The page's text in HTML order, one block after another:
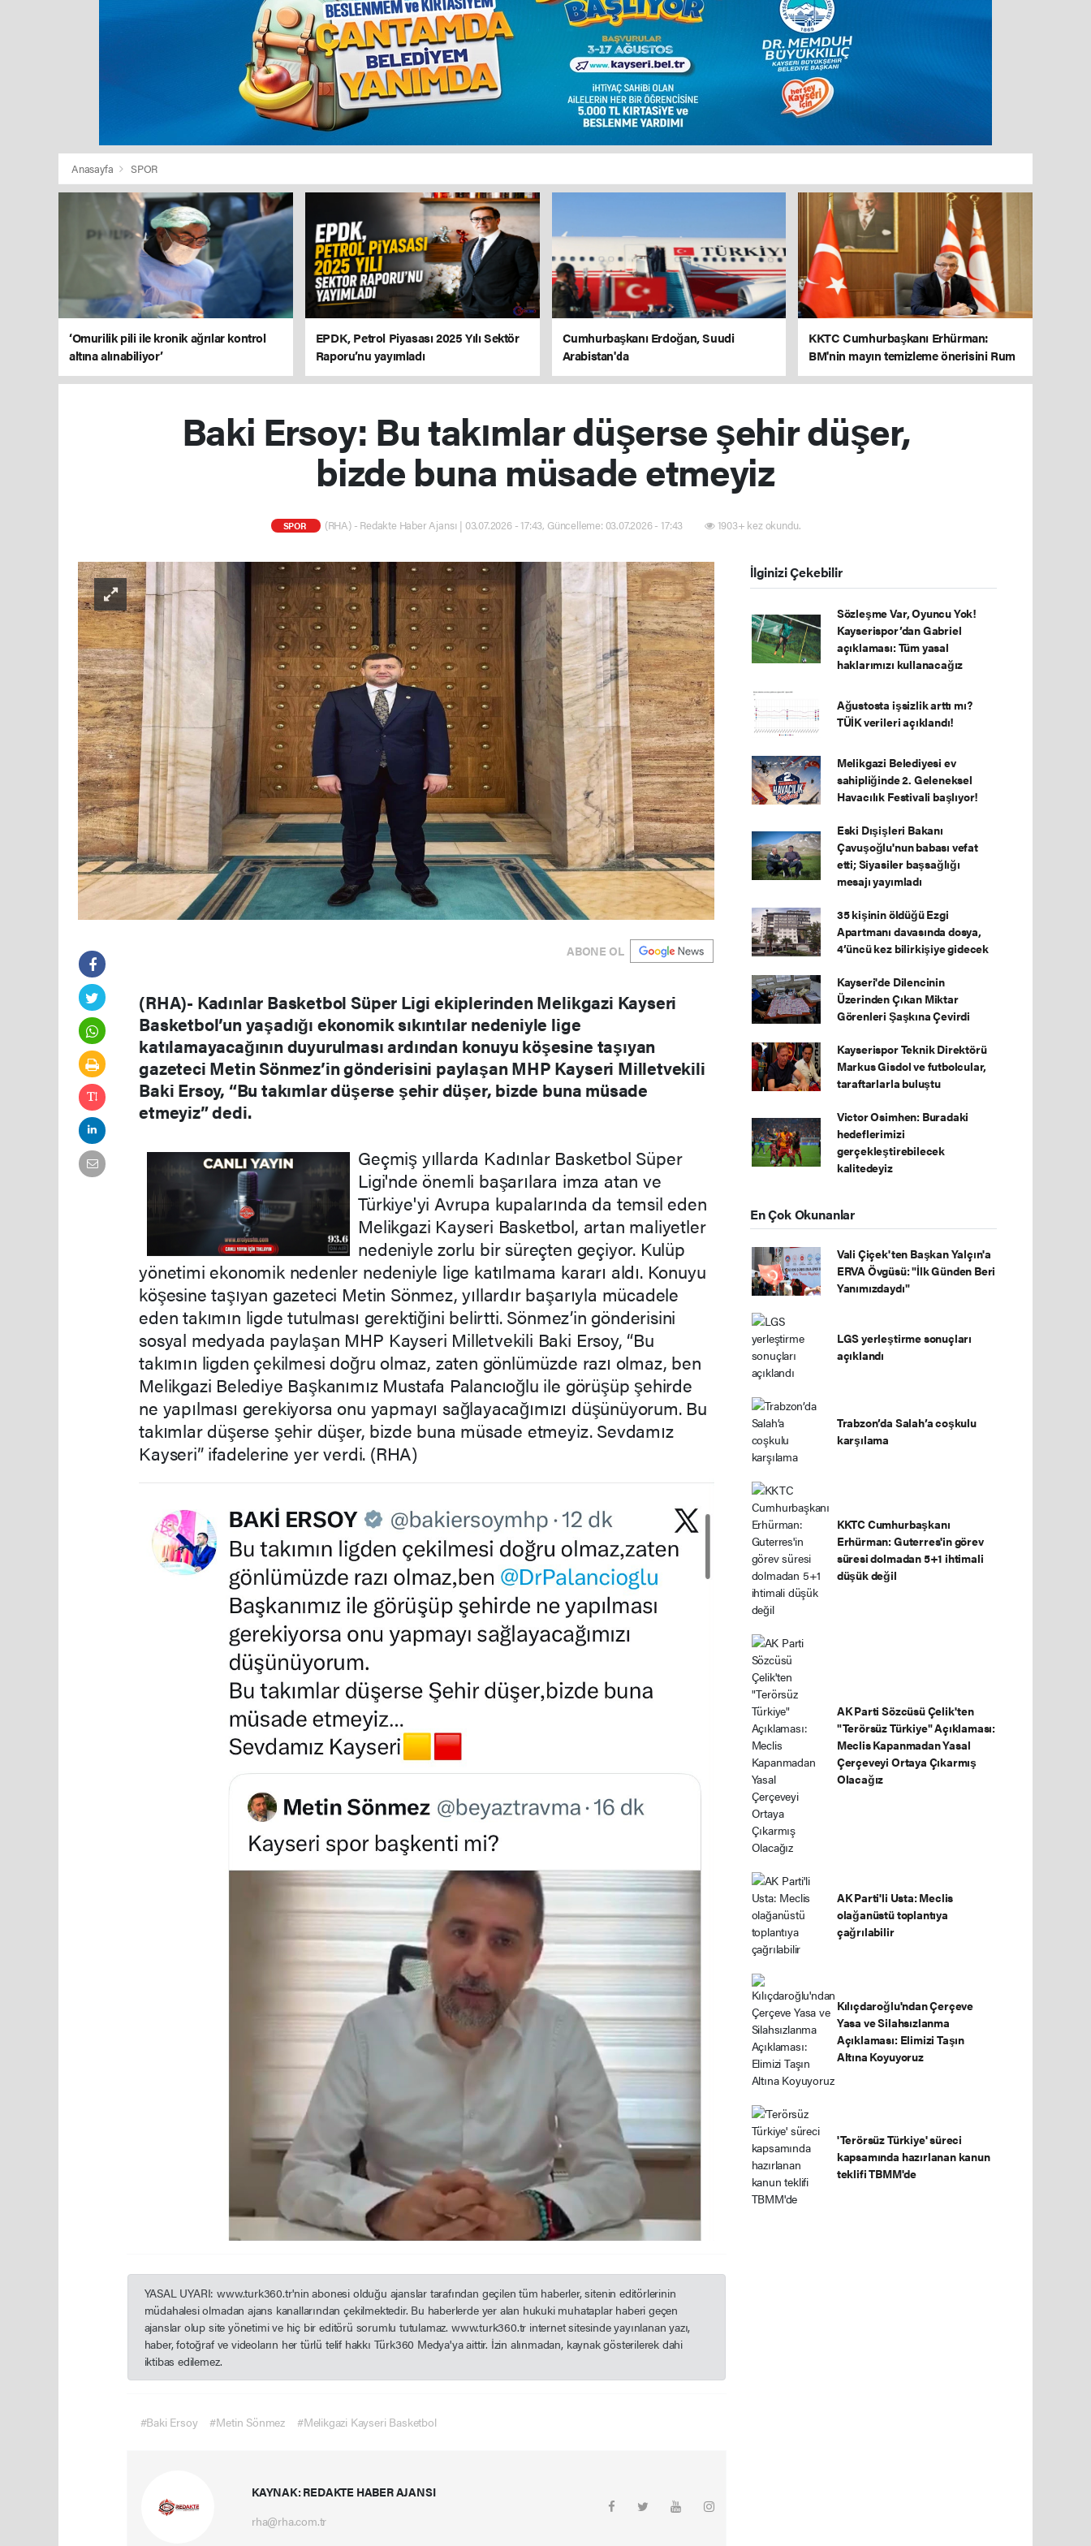
Anasayfa SPOR
‘Omurilik pili ile kronik ağrılar kontrol
altına alınabiliyor’
EPDK, Petrol Piyasası 2025 Yılı Sektör
Raporu’nu yayımladı
Cumhurbaşkanı Erdoğan, Suudi
Arabistan'da
KKTC Cumhurbaşkanı Erhürman:
BM'nin mayın temizleme önerisini Rum
tarafı reddetti!
Baki Ersoy: Bu takımlar düşerse şehir düşer,
bizde buna müsade etmeyiz
SPOR (RHA) - Redakte Haber Ajansı | 03.07.2026 - 17:43, Güncelleme: 03.07.2026 - 17:43 1903+ kez okundu.
ABONE OL
(RHA)- Kadınlar Basketbol Süper Ligi ekiplerinden Melikgazi Kayseri
Basketbol’un yaşadığı ekonomik sıkıntılar nedeniyle lige
katılamayacağının duyurulması ardından konuyu köşesine taşıyan
gazeteci Metin Sönmez’in gönderisini paylaşan MHP Kayseri Milletvekili
Baki Ersoy, “Bu takımlar düşerse şehir düşer, bizde buna müsade
etmeyiz” dedi.
Geçmiş yıllarda Kadınlar Basketbol Süper
Ligi'nde önemli başarılara imza atan ve
Türkiye'yi Avrupa kupalarında da temsil eden
Melikgazi Kayseri Basketbol, artan maliyetler
nedeniyle zorlu bir süreçten geçiyor. Kulüp
yönetimi ekonomik nedenler nedeniyle lige katılmama kararı aldı. Konuyu
köşesine taşıyan gazeteci Metin Sönmez, yıllardır başarıyla mücadele
eden takımın ligde tutulması gerektiğini belirtti. Sönmez’in gönderisini
sosyal medyada paylaşan MHP Kayseri Milletvekili Baki Ersoy, “Bu
takımın ligden çekilmesi doğru olmaz, zaten gönlümüzde razı olmaz, ben
Melikgazi Belediye Başkanımız Mustafa Palancıoğlu ile görüşüp şehirde
ne yapılması gerekiyorsa onu yapmayı sağlayacağımızı düşünüyorum. Bu
takımlar düşerse şehir düşer, bizde buna müsade etmeyiz. Sevdamız
Kayseri” ifadelerine yer verdi. (RHA)
YASAL UYARI: www.turk360.tr'nin abonesi olduğu ajanslar tarafından geçilen tüm haberler, sitenin editörlerinin
müdahalesi olmadan ajans kanallarından çekilmektedir. Bu haberlerde yer alan hukuki muhataplar haberi geçen
ajanslar olup site yönetimi ve hiç bir editörü sorumlu tutulamaz. www.turk360.tr internet sitesinde yayınlanan yazı,
haber, fotoğraf ve videoların her türlü telif hakkı Türk360 Medya'ya aittir. İzin alınmadan, kaynak gösterilerek dahi
iktibas edilemez.
#Baki Ersoy #Metin Sönmez #Melikgazi Kayseri Basketbol
KAYNAK: REDAKTE HABER AJANSI
rha@rha.com.tr
İlginizi Çekebilir
Sözleşme Var, Oyuncu Yok!
Kayserispor’dan Gabriel
açıklaması: Tüm yasal
haklarımızı kullanacağız
Ağustosta işsizlik arttı mı?
TÜİK verileri açıklandı!
Melikgazi Belediyesi ev
sahipliğinde 2. Geleneksel
Havacılık Festivali başlıyor!
Eski Dışişleri Bakanı
Çavuşoğlu'nun babası vefat
etti; Siyasiler başsağlığı
mesajı yayımladı
35 kişinin öldüğü Ezgi
Apartmanı davasında dosya,
4’üncü kez bilirkişiye gidecek
Kayseri'de Dilencinin
Üzerinden Çıkan Miktar
Görenleri Şaşkına Çevirdi
Kayserispor Teknik Direktörü
Markus Gisdol ve futbolcular,
taraftarlarla buluştu
Victor Osimhen: Buradaki
hedeflerimizi
gerçekleştirebilecek
kalitedeyiz
En Çok Okunanlar
Vali Çiçek'ten Başkan Yalçın'a
ERVA Övgüsü: "İlk Günden Beri
Yanımızdaydı"
LGS yerleştirme sonuçları
açıklandı
Trabzon’da Salah’a coşkulu
karşılama
KKTC Cumhurbaşkanı
Erhürman: Guterres'in görev
süresi dolmadan 5+1 ihtimali
düşük değil
AK Parti Sözcüsü Çelik'ten
"Terörsüz Türkiye" Açıklaması:
Meclis Kapanmadan Yasal
Çerçeveyi Ortaya Çıkarmış
Olacağız
AK Parti'li Usta: Meclis
olağanüstü toplantıya
çağrılabilir
Kılıçdaroğlu'ndan Çerçeve
Yasa ve Silahsızlanma
Açıklaması: Elimizi Taşın
Altına Koyuyoruz
'Terörsüz Türkiye' süreci
kapsamında hazırlanan kanun
teklifi TBMM'de